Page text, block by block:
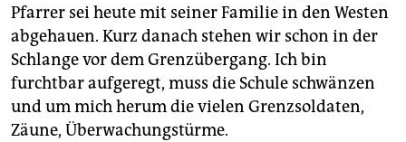
Pfarrer sei heute mit seiner Familie in den Westen
abgehauen. Kurz danach stehen wir schon in der
Schlange vor dem Grenzübergang. Ich bin
furchtbar aufgeregt, muss die Schule schwänzen
und um mich herum die vielen Grenzsoldaten,
Zäune, Überwachungstürme.